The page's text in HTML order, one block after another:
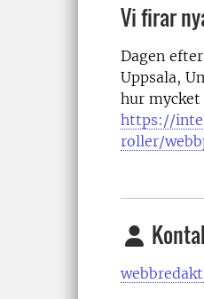
Vi firar
Dagen
Uppsala,
hur mycket
https://
roller/